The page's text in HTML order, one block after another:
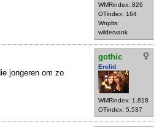
WMRindex: 826
OTindex: 164
Wnplts:
wildervank
gothic
Erelid
WMRindex: 1.818
OTindex: 5.537
jongeren om zo